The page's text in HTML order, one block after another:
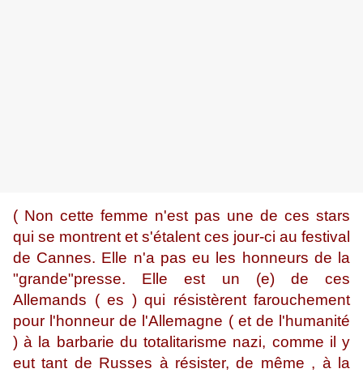
( Non cette femme n'est pas une de ces stars
qui se montrent et s'étalent ces jour-ci au festival
de Cannes. Elle n'a pas eu les honneurs de la
"grande"presse. Elle est un (e) de ces
Allemands ( es ) qui résistèrent farouchement
pour l'honneur de l'Allemagne ( et de l'humanité
) à la barbarie du totalitarisme nazi, comme il y
eut tant de Russes à résister, de même , à la